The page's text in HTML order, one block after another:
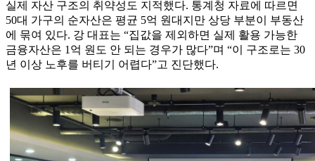
실제 자산 구조의 취약성도 지적했다. 통계청 자료에 따르면
50대 가구의 순자산은 평균 5억 원대지만 상당 부분이 부동산
에 묶여 있다. 강 대표는 “집값을 제외하면 실제 활용 가능한
금융자산은 1억 원도 안 되는 경우가 많다”며 “이 구조로는 30
년 이상 노후를 버티기 어렵다”고 진단했다.